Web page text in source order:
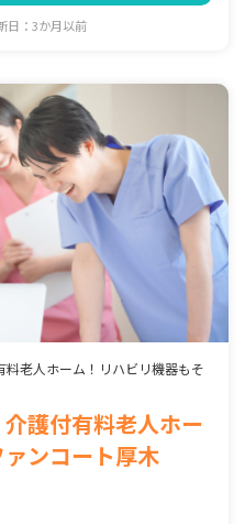
日：3か月以前
料老人ホーム！リハビリ機器もそ
護付有料老人ホー
ンコート厚木